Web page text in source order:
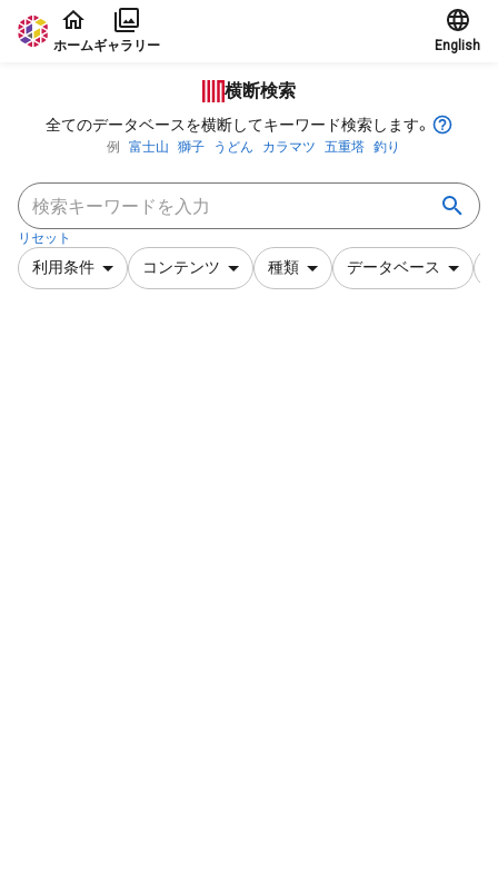
本文に飛ぶ
ホームギャラリー English
横断検索
全てのデータベースを横断してキーワード検索します。
例 富士山 獅子 うどん カラマツ 五重塔 釣り
リセット
利用条件 コンテンツ 種類 データベース